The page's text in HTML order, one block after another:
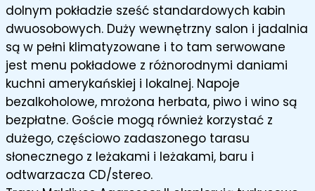
dolnym pokładzie sześć standardowych kabin
dwuosobowych. Duży wewnętrzny salon i jadalnia
są w pełni klimatyzowane i to tam serwowane
jest menu pokładowe z różnorodnymi daniami
kuchni amerykańskiej i lokalnej. Napoje
bezalkoholowe, mrożona herbata, piwo i wino są
bezpłatne. Goście mogą również korzystać z
dużego, częściowo zadaszonego tarasu
słonecznego z leżakami i leżakami, baru i
odtwarzacza CD/stereo.